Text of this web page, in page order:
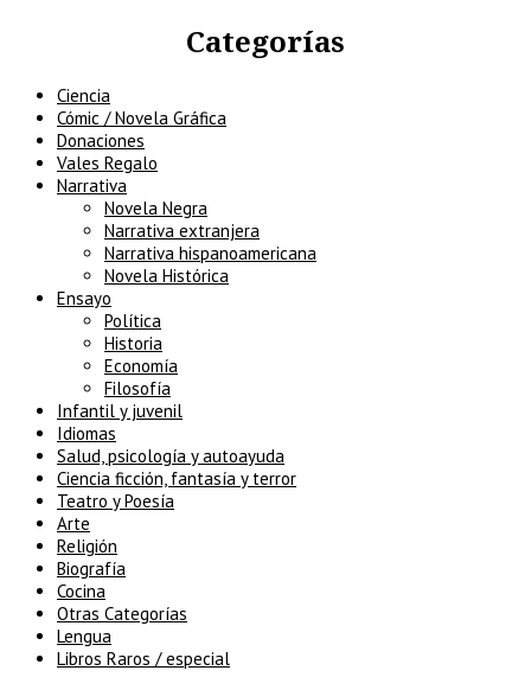
Categorías
Ciencia
Cómic / Novela Gráfica
Donaciones
Vales Regalo
Narrativa
Novela Negra
Narrativa extranjera
Narrativa hispanoamericana
Novela Histórica
Ensayo
Política
Historia
Economía
Filosofía
Infantil y juvenil
Idiomas
Salud, psicología y autoayuda
Ciencia ficción, fantasía y terror
Teatro y Poesía
Arte
Religión
Biografía
Cocina
Otras Categorías
Lengua
Libros Raros / especial